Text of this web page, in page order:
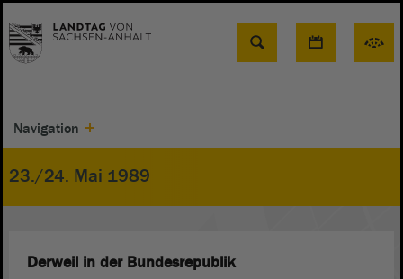
Suche
Navigation
23./24. Mai 1989
Derweil in der Bundesrepublik